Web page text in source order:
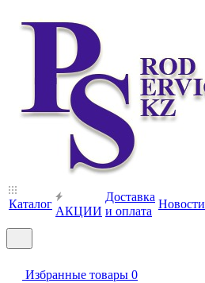
Каталог
АКЦИИ
Доставка
и оплата
Новости
Избранные товары 0